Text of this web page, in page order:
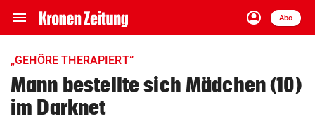
menu Navigation
ein-/ausklappen
account_circle
Anmelden
Abo
close Schließen
account_circle Anmelden
„GEHÖRE THERAPIERT“
Mann bestellte sich Mädchen (10)
im Darknet